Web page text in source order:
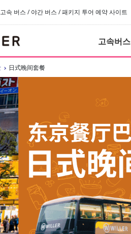
고속 버스 / 야간 버스 / 패키지 투어 예약 사이트
고속버스
日式晚间套餐